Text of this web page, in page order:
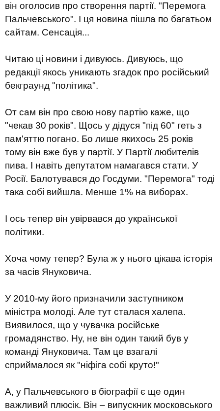
він оголосив про створення партії. "Перемога
Пальчевського". І ця новина пішла по багатьом
сайтам. Сенсація...
Читаю ці новини і дивуюсь. Дивуюсь, що
редакції якось уникають згадок про російський
бекграунд "політика".
От сам він про свою нову партію каже, що
"чекав 30 років". Щось у дідуся "під 60" геть з
пам'яттю погано. Бо лише якихось 25 років
тому він вже був у партії. У Партії любителів
пива. І навіть депутатом намагався стати. У
Росії. Балотувався до Госдуми. "Перемога" тоді
така собі вийшла. Менше 1% на виборах.
І ось тепер він увірвався до української
політики.
Хоча чому тепер? Була ж у нього цікава історія
за часів Януковича.
У 2010-му його призначили заступником
міністра молоді. Але тут сталася халепа.
Виявилося, що у чувачка російське
громадянство. Ну, не він один такий був у
команді Януковича. Там це взагалі
сприймалося як "ніфіга собі круто!"
А, у Пальчевського в біографії є ще один
важливий плюсік. Він – випускник московського